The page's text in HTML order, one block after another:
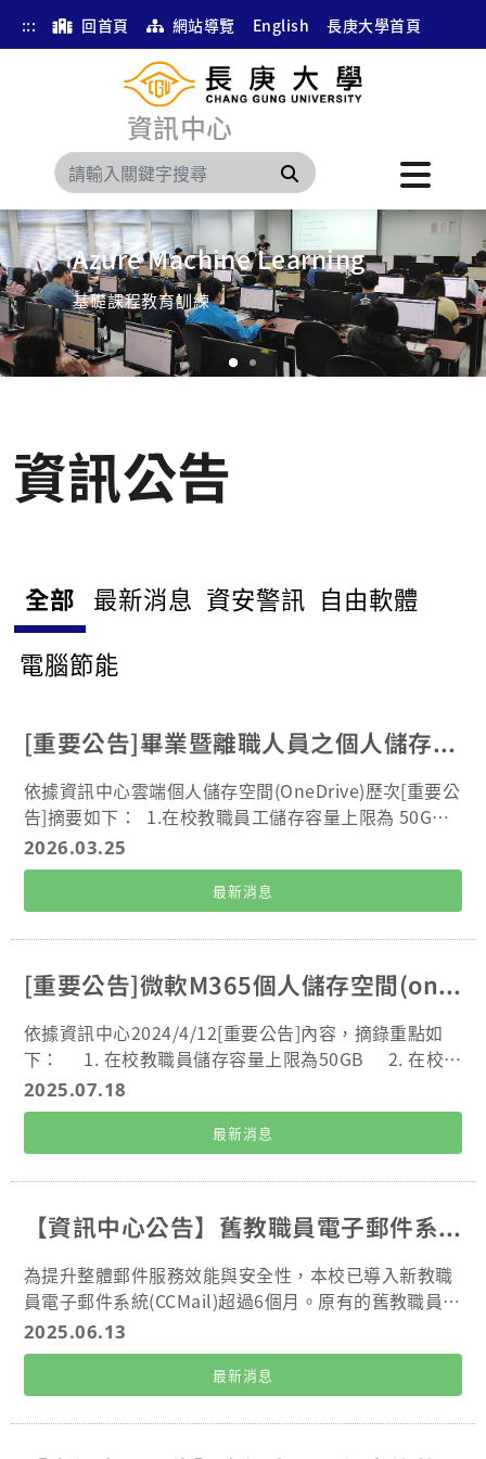
::: 回首頁 網站導覽 English 長庚大學首頁
資訊中心
搜尋
Azure Machine Learning
基礎課程教育訓練
Matlab
教育訓練課程
Next
Previous
資訊公告
全部 最新消息 資安警訊 自由軟體
電腦節能
[重要公告]畢業暨離職人員之個人儲存空間(OneDrive)規範
依據資訊中心雲端個人儲存空間(OneDrive)歷次[重要公
告]摘要如下： 1.在校教職員工儲存容量上限為 50G
B。 2.在校學生儲存容量上限為 30GB。 3.畢業校友與
離退人員皆不提供 OneDrive 使用服務。 儲存量已超過
上限者，僅能以唯讀模式讀取、下載及刪除檔案，無法
進行上傳或編輯。 【重要宣導】： 1.即將畢業之同學或
將離職之人員，請務必儘速將個人雲端空間內的檔案自
行下載保存，並清除全部使用空間。 2.離校後，系統將
陸續自動刪除 OneDrive 內所有檔案，完全無法復原。
3.留校念研究所的同學會有新學號，其舊學號之空間則
將清除，請特別注意。 4.欲了解空間使用量以及檔案清
理方式，請參考附檔的操作步驟。 5.如未使用上述雲端
OneDrive 空間者，則請忽略本公告。 Summary of Pa
st [Important Notices] from the Information Cente
r on OneDrive Personal Cloud Storage 1.The maxi
mum storage quota for current faculty and staff is
tudents is 30 GB. 3.OneDrive service is not availabl
mployees. Accounts that exceed the storage quota
will be limited to read-only access: you may view,
download, and delete files, but uploading and edi
ting are not allowed. Important Reminders: 1.Stud
ents who are about to graduate and personnel wh
2026.03.25
最新消息
[重要公告]微軟M365個人儲存空間(oneDrive)整理通知
依據資訊中心2024/4/12[重要公告]內容，摘錄重點如
下： 1. 在校教職員儲存容量上限為50GB 2. 在校學
生儲存容量上限為30GB 3. 離退人員與畢業校友皆不
提供OneDrive使用服務。 4. 儲存量已超過上限者，
僅能以唯讀模式讀取、下載及刪除檔案，無法進行上傳
或編輯。 執行期限：自即日起至2025/09/30 執行作
業： 1. 在校教職員及學生，務必於期限內，清除超過
上述規定之使用空間。 2. 校友及離退人員，務必於期
限內，自行備份及搬移檔案資料，並清除全部使用空
間。 3. 針對校友及離退人員將另以email通知。(發送
至M365/outlook信箱) 4. 欲了解空間使用量以及檔
案清理方式，請參考附檔的操作步驟。 後續措施： 1.
在校學生及教職員，若逾期仍未清理超額空間，帳號將
被暫時停用，需依規定申請恢復使用。 2. 校友及離職
教職員，執行期限結束後，系統將陸續刪除其OneDrive
中所有檔案，恕不另行通知。
2025.07.18
最新消息
【資訊中心公告】舊教職員電子郵件系統（Zimbra）將於2025年7月15日停用下線，請儘速完成資料遷移。
為提升整體郵件服務效能與安全性，本校已導入新教職
員電子郵件系統(CCMail)超過6個月。原有的舊教職員電
子郵件系統（Zimbra）將於2025年7月15日（星期二）
上午9:00正式停用並下線，屆時將無法再登入或存取任
何郵件內容。 一、請使用者注意以下事項： 1.請於停用
前完成重要郵件備份與資料遷移，避免影響後續工作。
2.停用後，系統將無法寄送、接收或查詢郵件，亦不保
2025.06.13
最新消息